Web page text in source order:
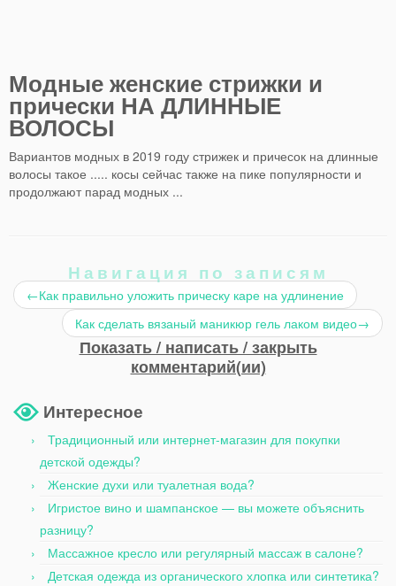
Модные женские стрижки и
прически НА ДЛИННЫЕ
ВОЛОСЫ
Вариантов модных в 2019 году стрижек и причесок на длинные
волосы такое ..... косы сейчас также на пике популярности и
продолжают парад модных ...
Навигация по записям
←Как правильно уложить прическу каре на удлинение
Как сделать вязаный маникюр гель лаком видео→
Показать / написать / закрыть
комментарий(ии)
Интересное
Традиционный или интернет-магазин для покупки
детской одежды?
Женские духи или туалетная вода?
Игристое вино и шампанское — вы можете объяснить
разницу?
Массажное кресло или регулярный массаж в салоне?
Детская одежда из органического хлопка или синтетика?